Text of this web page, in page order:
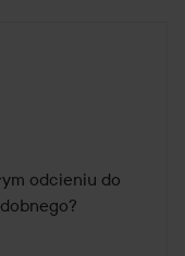
temu
odcieniu do